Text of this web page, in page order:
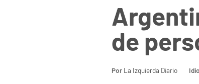
de
Por La Izquierda Diario